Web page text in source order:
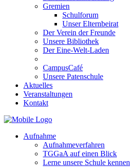
Gremien
Schulforum
Unser Elternbeirat
Der Verein der Freunde
Unsere Bibliothek
Der Eine-Welt-Laden
CampusCafé
Unsere Patenschule
Aktuelles
Veranstaltungen
Kontakt
Aufnahme
Aufnahmeverfahren
TGGaA auf einen Blick
Lerne unsere Schule kennen